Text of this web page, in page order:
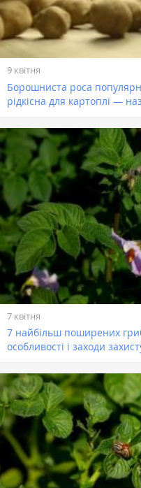
9 квітня
Борошниста роса
рідкісна для картоплі —
7 квітня
7 найбільш поширених
особливості і заходи